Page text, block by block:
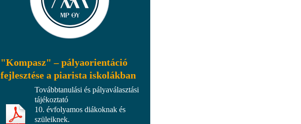
"Kompasz" – pályaorientáció
fejlesztése a piarista iskolákban
Továbbtanulási és pályaválasztási
tájékoztató
10. évfolyamos diákoknak és
szüleiknek.